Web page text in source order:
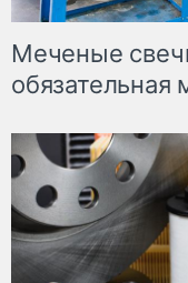
Меченые
обязательная